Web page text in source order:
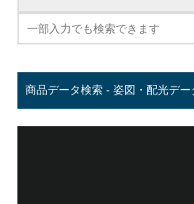
商品データ検索 - 姿図・配光デ